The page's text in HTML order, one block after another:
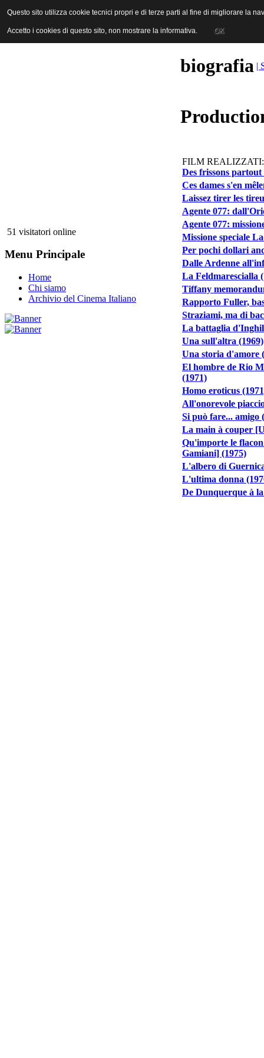
ANICA | Associazione Nazionale Industrie Cinematografiche
51 visitatori online
Menu Principale
Home
Chi siamo
Archivio del Cinema Italiano
biografia |
FILM REALIZZATI:
Des frissons
Ces dames s'en
Laissez tirer les
Agente 077:
Agente 077:
Missione speciale
Per pochi dollari
Dalle Ardenne
La Feldmarescialla
Tiffany
Rapporto Fuller,
Straziami, ma di
La battaglia
Una sull'altra (1969)
Una storia d'amore
El hombre de Rio
(1971)
Homo eroticus
All'onorevole
Si può fare... amigo
La main à couper
Qu'importe le
Gamiani] (1975)
L'albero di
L'ultima donna
De Dunquerque à
Questo sito utilizza cookie tecnici propri e di terze parti al fine di migliorare la
Accetto i cookies di questo sito, non mostrare la informativa. OK
Questo sito utilizza cookie tecnici propri e di terze parti al fine di migliorare la
Accetto i cookies di questo sito, non mostrare la informativa. OK